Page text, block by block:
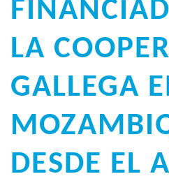
LA
GALLEGA
DESDE EL